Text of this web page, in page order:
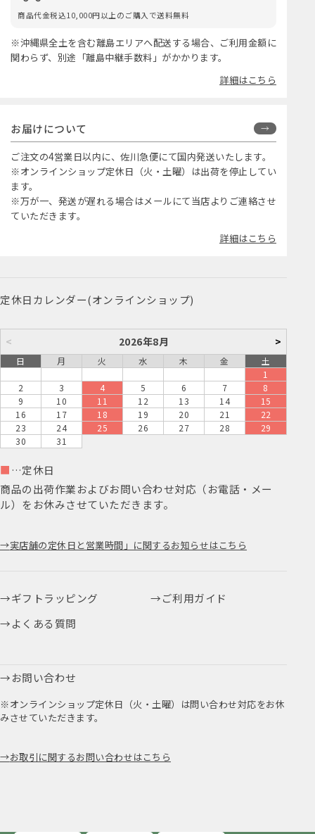
商品代金税込10,000円以上のご購入で送料無料
※沖縄県全土を含む離島エリアへ配送する場合、ご利用金額に
関わらず、別途「離島中継手数料」がかかります。
詳細はこちら
お届けについて
ご注文の4営業日以内に、佐川急便にて国内発送いたします。
※オンラインショップ定休日（火・土曜）は出荷を停止してい
ます。
※万が一、発送が遅れる場合はメールにて当店よりご連絡させ
ていただきます。
詳細はこちら
定休日カレンダー(オンラインショップ)
< 2026年8月 >
日 月 火 水 木 金
土
1
2
3 4 5 6 7
8
9
10 11 12 13 14
15
16
17 18 19 20 21
22
23
24 25 26 27 28
29
30
31
■ …定休日
商品の出荷作業およびお問い合わせ対応（お電話・メー
ル）をお休みさせていただきます。
実店舗の定休日と営業時間」に関するお知らせはこちら
ギフトラッピング
ご利用ガイド
よくある質問
お問い合わせ
※オンラインショップ定休日（火・土曜）は問い合わせ対応をお休
みさせていただきます。
お取引に関するお問い合わせはこちら